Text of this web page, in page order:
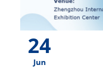
24
Jun